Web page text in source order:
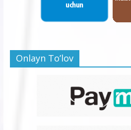
Onlayn To’lov